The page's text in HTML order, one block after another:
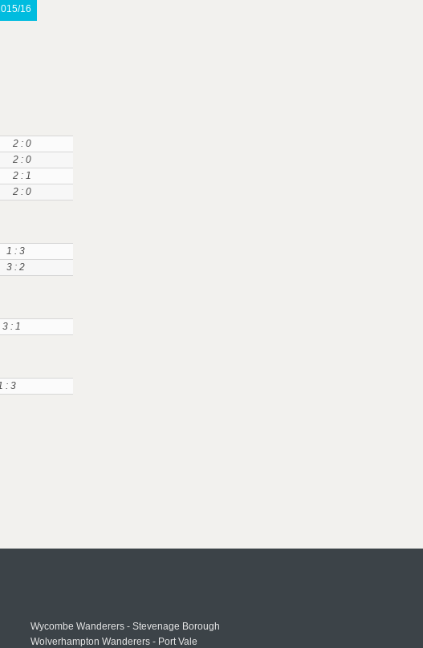
16
2 : 0
2 : 0
2 : 1
2 : 0
1 : 3
3 : 2
3 : 1
: 3
Wycombe Wanderers - Stevenage Borough
Wolverhampton Wanderers - Port Vale